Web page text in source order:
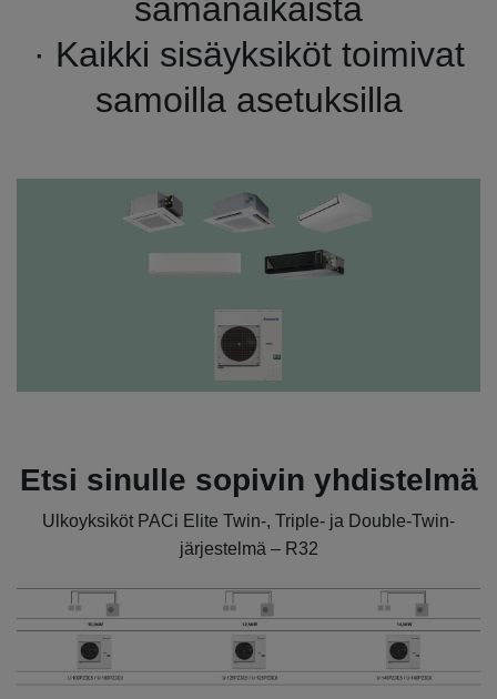
samanaikaista
· Kaikki sisäyksiköt toimivat
samoilla asetuksilla
Etsi sinulle sopivin yhdistelmä
Ulkoyksiköt PACi Elite Twin-, Triple- ja Double-Twin-
järjestelmä – R32